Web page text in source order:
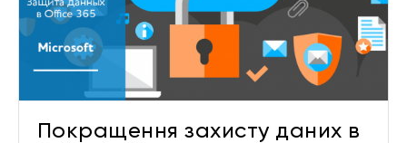
Покращення захисту даних в